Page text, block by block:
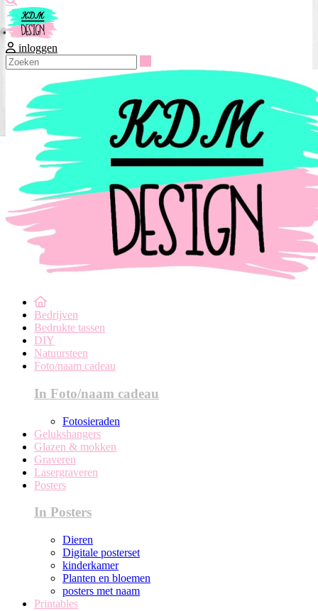
inloggen
Bedrijven
Bedrukte tassen
DIY
Natuursteen
Foto/naam cadeau
In Foto/naam cadeau
Fotosieraden
Gelukshangers
Glazen & mokken
Graveren
Lasergraveren
Posters
In Posters
Dieren
Digitale posterset
kinderkamer
Planten en bloemen
posters met naam
Printables